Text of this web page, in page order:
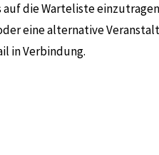
die Warteliste
eine alternative
in Verbindung.